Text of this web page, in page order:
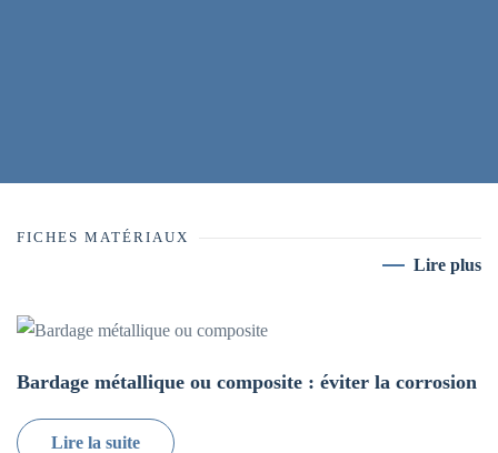
FICHES MATÉRIAUX
Lire plus
Bardage métallique ou composite : éviter la corrosion
Lire la suite